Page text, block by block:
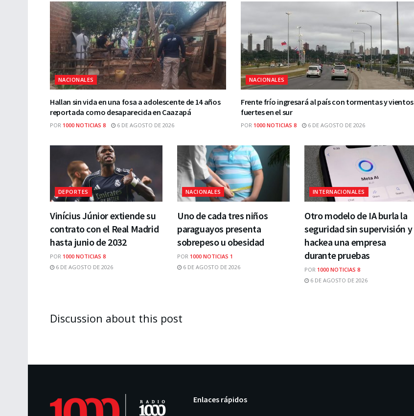
NACIONALES
Hallan sin vida en una fosa a adolescente de 14 años
reportada como desaparecida en Caazapá
POR 1000 NOTICIAS 8 6 DE AGOSTO DE 2026
NACIONALES
Frente frío ingresará al país con tormentas y vientos
fuertes en el sur
POR 1000 NOTICIAS 8 6 DE AGOSTO DE 2026
DEPORTES
Vinícius Júnior extiende su
contrato con el Real Madrid
hasta junio de 2032
POR 1000 NOTICIAS 8
6 DE AGOSTO DE 2026
NACIONALES
Uno de cada tres niños
paraguayos presenta
sobrepeso u obesidad
POR 1000 NOTICIAS 1
6 DE AGOSTO DE 2026
INTERNACIONALES
Otro modelo de IA burla la
seguridad sin supervisión y
hackea una empresa
durante pruebas
POR 1000 NOTICIAS 8
6 DE AGOSTO DE 2026
Discussion about this post
Enlaces rápidos